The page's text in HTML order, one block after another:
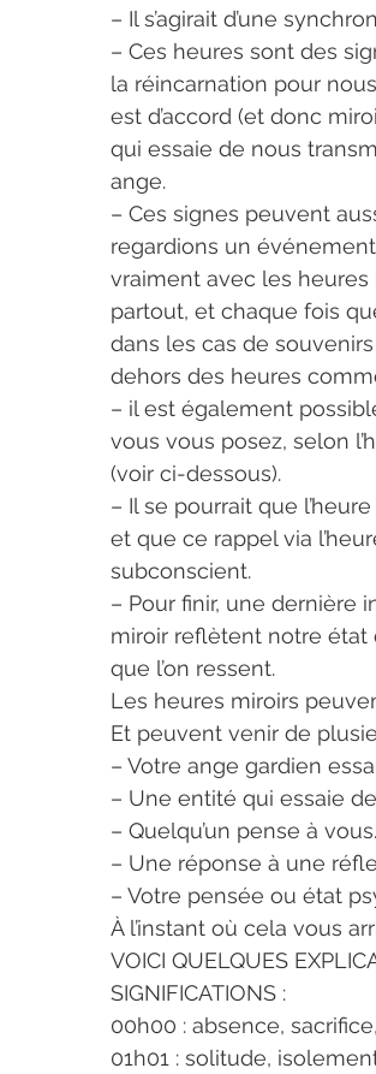
– Il s’agirait d’une
– Ces heures sont des
la réincarnation pour
est d’accord (et donc
qui essaie de nous
ange.
– Ces signes peuvent
regardions un
vraiment avec les heures
partout, et chaque fois
dans les cas de
dehors des heures
– il est également
vous vous posez, selon
(voir ci-dessous).
– Il se pourrait que
et que ce rappel via
subconscient.
– Pour finir, une dernière
miroir reflètent notre état
que l’on ressent.
Les heures miroirs
Et peuvent venir de
– Votre ange gardien
– Une entité qui essaie
– Quelqu’un pense à vous.
– Une réponse à une
– Votre pensée ou état
À l’instant où cela vous
VOICI QUELQUES
SIGNIFICATIONS :
00h00 : absence,
01h01 : solitude,